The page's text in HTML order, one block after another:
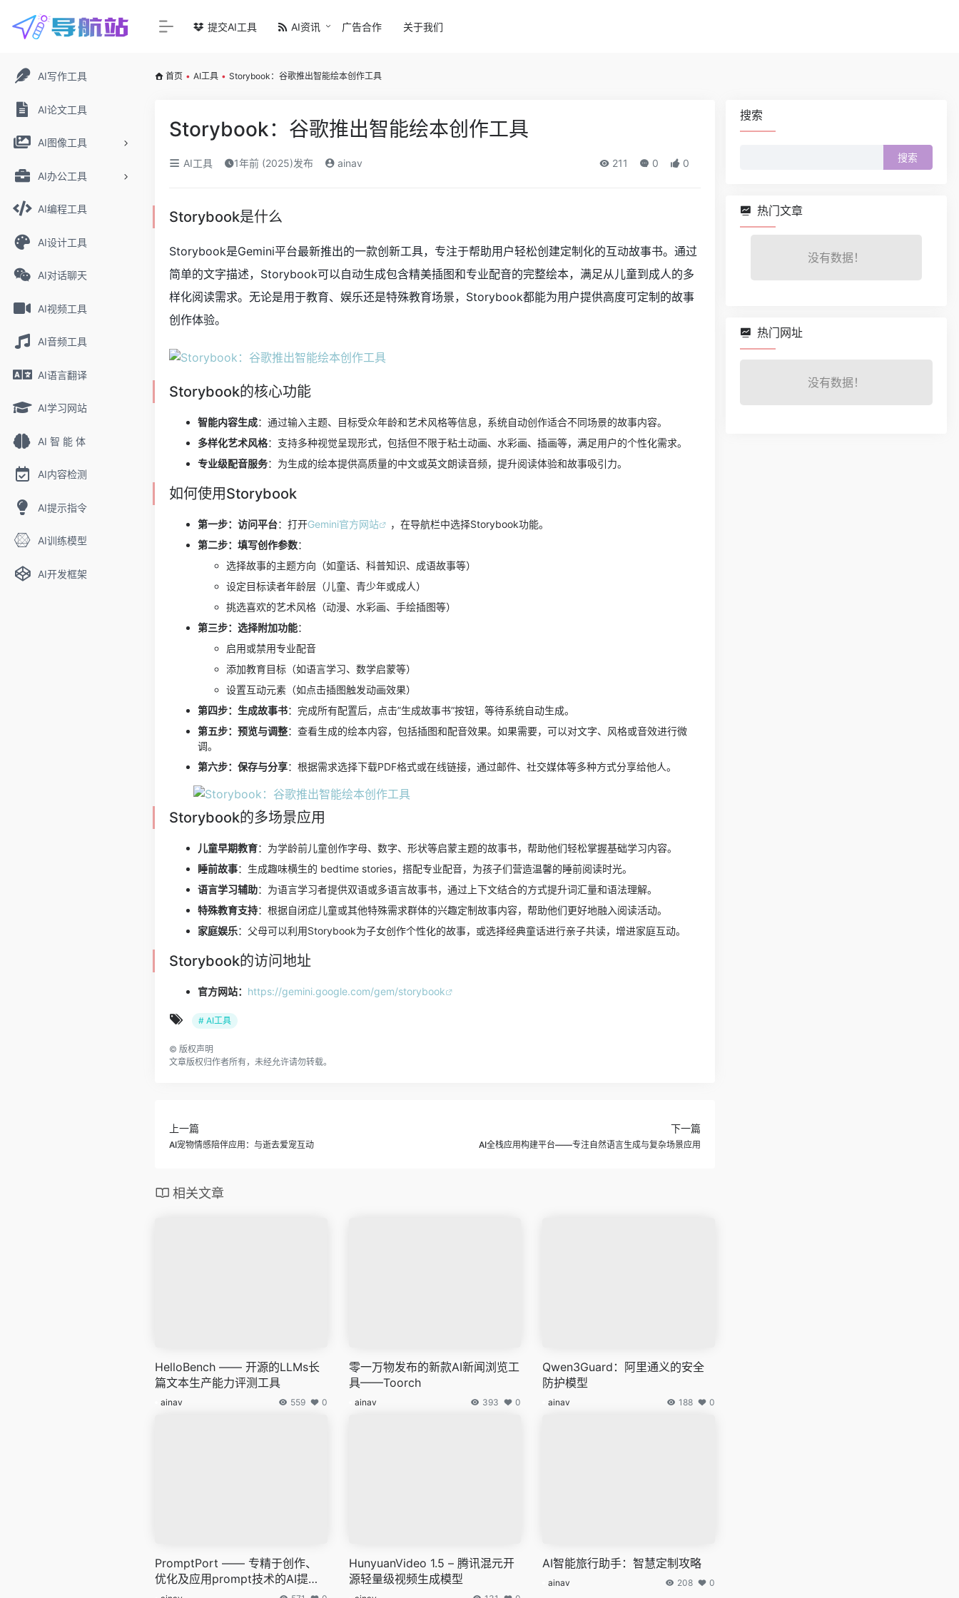
AI写作工具
AI论文工具
AI图像工具
AI办公工具
AI编程工具
AI设计工具
AI对话聊天
AI视频工具
AI音频工具
AI语言翻译
AI学习网站
AI 智 能 体
AI内容检测
AI提示指令
AI训练模型
AI开发框架
提交AI工具 AI资讯 广告合作 关于我们
首页 • AI工具 • Storybook：谷歌推出智能绘本创作工具
Storybook：谷歌推出智能绘本创作工具
AI工具 1年前 (2025)发布 ainav 211 0 0
Storybook是什么
Storybook是Gemini平台最新推出的一款创新工具，专注于帮助用户轻松创建定制化的互动故事书。通过
简单的文字描述，Storybook可以自动生成包含精美插图和专业配音的完整绘本，满足从儿童到成人的多
样化阅读需求。无论是用于教育、娱乐还是特殊教育场景，Storybook都能为用户提供高度可定制的故事
创作体验。
Storybook的核心功能
智能内容生成：通过输入主题、目标受众年龄和艺术风格等信息，系统自动创作适合不同场景的故事内容。
多样化艺术风格：支持多种视觉呈现形式，包括但不限于粘土动画、水彩画、插画等，满足用户的个性化需求。
专业级配音服务：为生成的绘本提供高质量的中文或英文朗读音频，提升阅读体验和故事吸引力。
如何使用Storybook
第一步：访问平台：打开Gemini官方网站
，在导航栏中选择Storybook功能。
第二步：填写创作参数：
选择故事的主题方向（如童话、科普知识、成语故事等）
设定目标读者年龄层（儿童、青少年或成人）
挑选喜欢的艺术风格（动漫、水彩画、手绘插图等）
第三步：选择附加功能：
启用或禁用专业配音
添加教育目标（如语言学习、数学启蒙等）
设置互动元素（如点击插图触发动画效果）
第四步：生成故事书：完成所有配置后，点击”生成故事书”按钮，等待系统自动生成。
第五步：预览与调整：查看生成的绘本内容，包括插图和配音效果。如果需要，可以对文字、风格或音效进行微
调。
第六步：保存与分享：根据需求选择下载PDF格式或在线链接，通过邮件、社交媒体等多种方式分享给他人。
Storybook的多场景应用
儿童早期教育：为学龄前儿童创作字母、数字、形状等启蒙主题的故事书，帮助他们轻松掌握基础学习内容。
睡前故事：生成趣味横生的 bedtime stories，搭配专业配音，为孩子们营造温馨的睡前阅读时光。
语言学习辅助：为语言学习者提供双语或多语言故事书，通过上下文结合的方式提升词汇量和语法理解。
特殊教育支持：根据自闭症儿童或其他特殊需求群体的兴趣定制故事内容，帮助他们更好地融入阅读活动。
家庭娱乐：父母可以利用Storybook为子女创作个性化的故事，或选择经典童话进行亲子共读，增进家庭互动。
Storybook的访问地址
官方网站： https://gemini.google.com/gem/storybook
# AI工具
© 版权声明
文章版权归作者所有，未经允许请勿转载。
上一篇
AI宠物情感陪伴应用：与逝去爱宠互动
下一篇
AI全栈应用构建平台——专注自然语言生成与复杂场景应用
相关文章
HelloBench —— 开源的LLMs长
篇文本生产能力评测工具
ainav 559 0
零一万物发布的新款AI新闻浏览工
具——Toorch
ainav 393 0
Qwen3Guard：阿里通义的安全
防护模型
ainav 188 0
PromptPort —— 专精于创作、
优化及应用prompt技术的AI提示
词管理平台
HunyuanVideo 1.5 – 腾讯混元开
源轻量级视频生成模型
AI智能旅行助手：智慧定制攻略
ainav 208 0
搜索
热门文章
没有数据！
热门网址
没有数据！